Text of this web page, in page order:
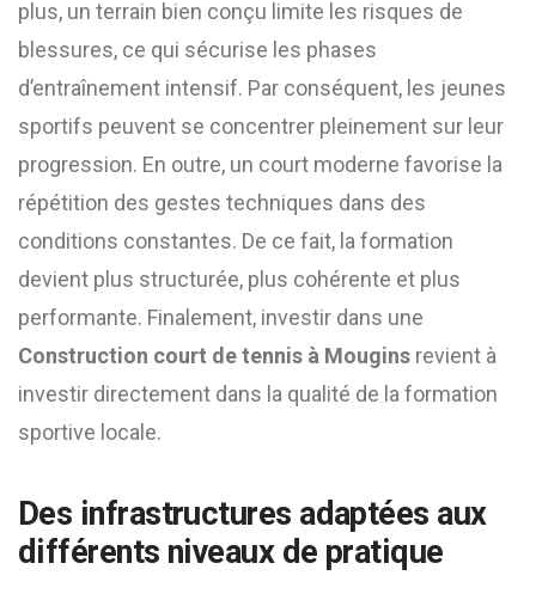
plus, un terrain bien conçu limite les risques de
blessures, ce qui sécurise les phases
d’entraînement intensif. Par conséquent, les jeunes
sportifs peuvent se concentrer pleinement sur leur
progression. En outre, un court moderne favorise la
répétition des gestes techniques dans des
conditions constantes. De ce fait, la formation
devient plus structurée, plus cohérente et plus
performante. Finalement, investir dans une
Construction court de tennis à Mougins revient à
investir directement dans la qualité de la formation
sportive locale.
Des infrastructures adaptées aux
différents niveaux de pratique